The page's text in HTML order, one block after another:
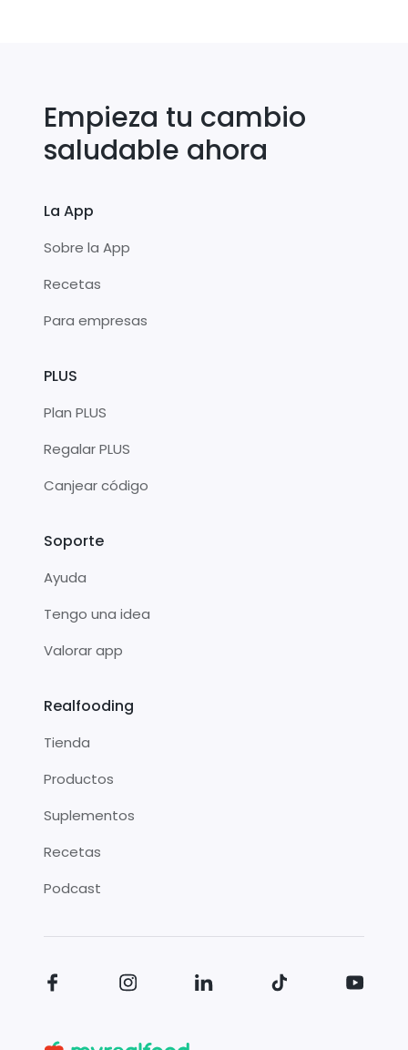
Empieza tu cambio
saludable ahora
La App
Sobre la App
Recetas
Para empresas
PLUS
Plan PLUS
Regalar PLUS
Canjear código
Soporte
Ayuda
Tengo una idea
Valorar app
Realfooding
Tienda
Productos
Suplementos
Recetas
Podcast